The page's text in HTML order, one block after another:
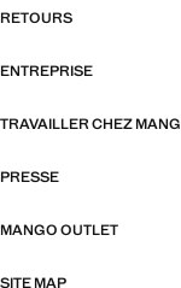
RETOURS
ENTREPRISE
TRAVAILLER CHEZ
PRESSE
MANGO OUTLET
SITE MAP